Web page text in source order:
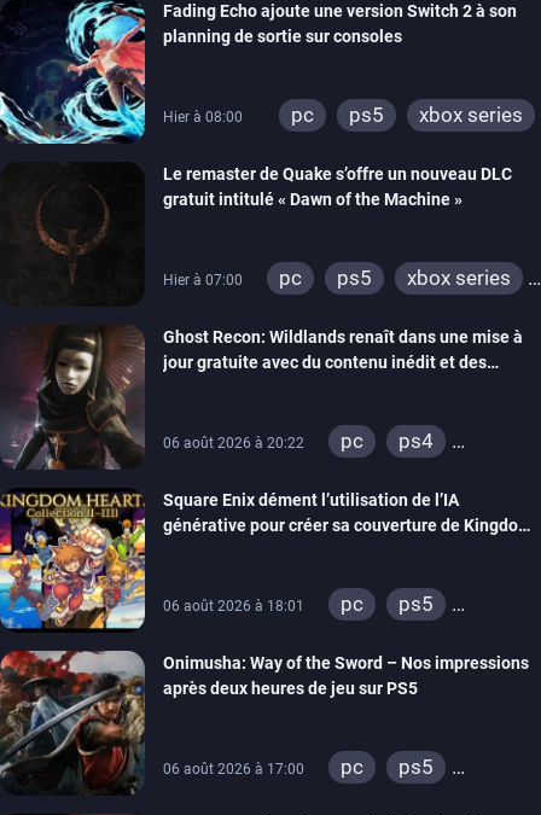
Fading Echo ajoute une version Switch 2 à son
planning de sortie sur consoles
Hier à 08:00 pc ps5 xbox series
Le remaster de Quake s’offre un nouveau DLC
gratuit intitulé « Dawn of the Machine »
Hier à 07:00 pc ps5
xbox series
xbox one
nintendo 64
Ghost Recon: Wildlands renaît dans une mise à
jour gratuite avec du contenu inédit et des
06 août 2026 à 20:22 pc
ps4
Square Enix dément l’utilisation de l’IA
générative pour créer sa couverture de Kingdom
06 août 2026 à 18:01 pc
ps5
switch 2
Onimusha: Way of the Sword – Nos impressions
après deux heures de jeu sur PS5
06 août 2026 à 17:00 pc
ps5